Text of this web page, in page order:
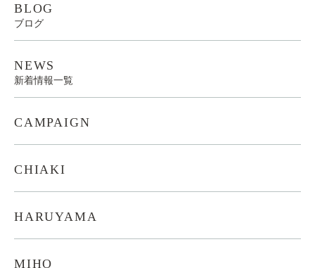
BLOG
ブログ
NEWS
新着情報一覧
CAMPAIGN
CHIAKI
HARUYAMA
MIHO